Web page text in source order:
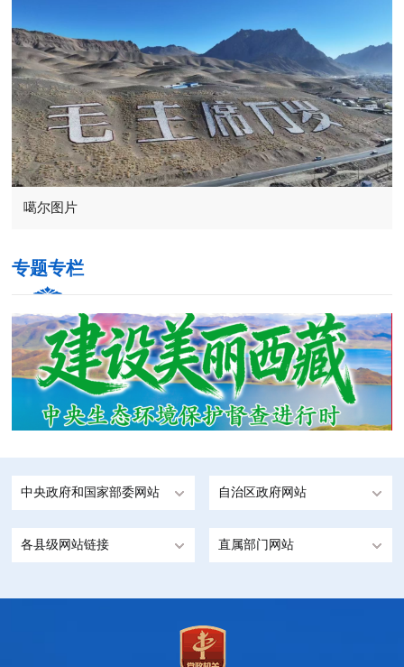
噶尔图片
专题专栏
中央政府和国家部委网站 自治区政府网站
各县级网站链接 直属部门网站